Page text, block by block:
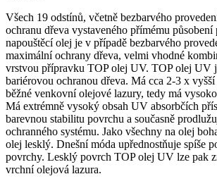
Všech 19 odstínů, včetně bezbarvého
ochranu dřeva vystaveného přímému působení
napouštěcí olej je v případě bezbarvého
maximální ochrany dřeva, velmi vhodné
vrstvou přípravku TOP olej UV. TOP olej UV
bariérovou ochranou dřeva. Má cca 2-3 x
běžné venkovní olejové lazury, tedy má
Má extrémně vysoký obsah UV absorbčích
barevnou stabilitu povrchu a současně
ochranného systému. Jako všechny na olej
olej lesklý. Dnešní móda upřednostňuje spíše
povrchy. Lesklý povrch TOP olej UV lze pak
vrchní olejová lazura.